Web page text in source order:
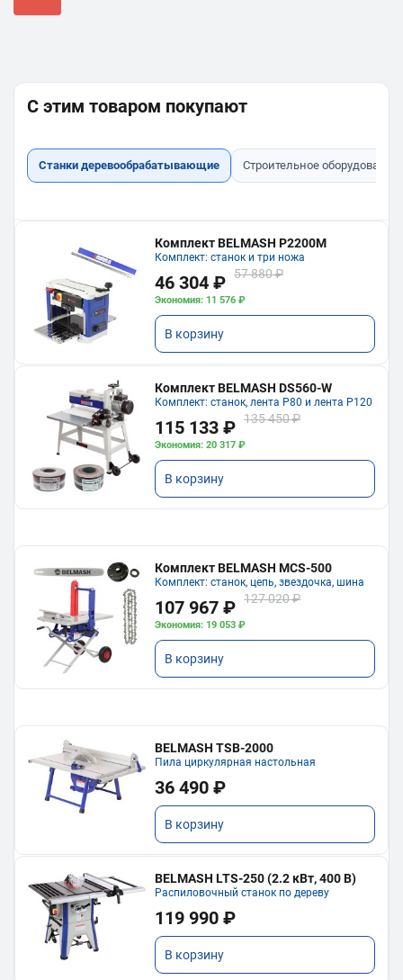
С этим товаром покупают
Станки деревообрабатывающие Строительное оборудование
Комплект BELMASH P2200M
Комплект: станок и три ножа
46 304 ₽ 57 880 ₽
Экономия: 11 576 ₽
В корзину
Комплект BELMASH DS560-W
Комплект: станок, лента P80 и лента P120
115 133 ₽ 135 450 ₽
Экономия: 20 317 ₽
В корзину
Комплект BELMASH MCS-500
Комплект: станок, цепь, звездочка, шина
107 967 ₽ 127 020 ₽
Экономия: 19 053 ₽
В корзину
BELMASH TSB-2000
Пила циркулярная настольная
36 490 ₽
В корзину
BELMASH LTS-250 (2.2 кВт, 400 В)
Распиловочный станок по дереву
119 990 ₽
В корзину